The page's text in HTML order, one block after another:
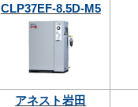
CLP37EF-8.5D-M5
アネスト岩田